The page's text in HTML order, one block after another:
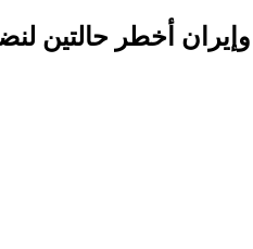
أخطر حالتين